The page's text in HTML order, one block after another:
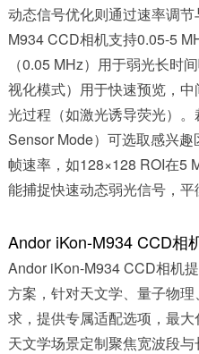
动态信号优化则通过速率调
M934 CCD相机支持0.05-5
（0.05 MHz）用于弱光长时
视化模式）用于快速预览，
光过程（如激光诱导荧光）
Sensor Mode）可选取感兴
帧速率，如128×128 ROI在5
能捕捉快速动态弱光信号，平
Andor iKon-M934 CCD相
Andor iKon-M934 CCD相机
方案，针对天文学、量子物
求，提供专属适配选项，最大
天文学场景定制聚焦宽波段